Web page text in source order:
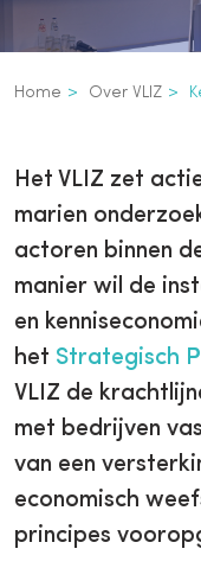
Kruimelpad
Home Over VLIZ
3th
level
navigation
Het VLIZ zet
marien
actoren binnen
manier wil de
en
het Strategisch
VLIZ de
met bedrijven
van een
economisch
principes